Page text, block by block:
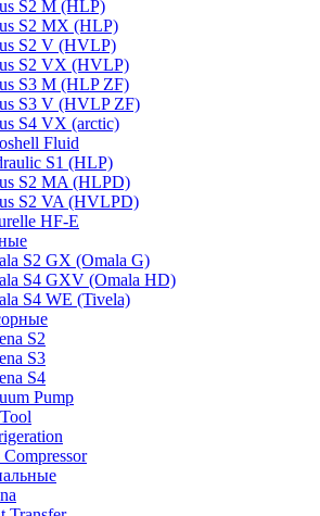
S2 M (HLP)
S2 MХ (HLP)
S2 V (HVLP)
S2 VX (HVLP)
S3 M (HLP ZF)
S3 V (HVLP ZF)
S4 VX (arctic)
Fluid
S1 (HLP)
S2 MA (HLPD)
S2 VA (HVLPD)
HF-E
S2 GX (Omala G)
S4 GXV (Omala HD)
S4 WE (Tivela)
S2
S3
S4
Pump
Compressor